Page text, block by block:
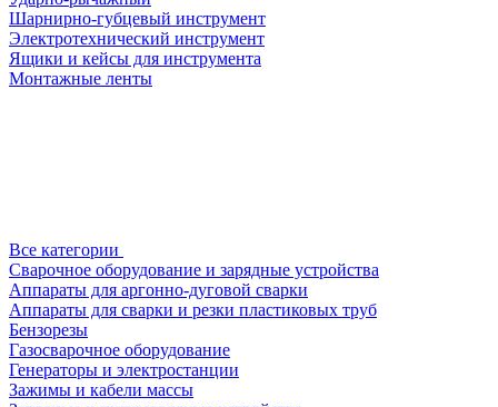
Шарнирно-губцевый инструмент
Электротехнический инструмент
Ящики и кейсы для инструмента
Монтажные ленты
Все категории
Сварочное оборудование и зарядные устройства
Аппараты для аргонно-дуговой сварки
Аппараты для сварки и резки пластиковых труб
Бензорезы
Газосварочное оборудование
Генераторы и электростанции
Зажимы и кабели массы